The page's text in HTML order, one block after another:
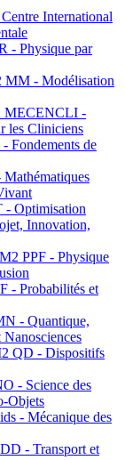
International
- Physique par
- Modélisation
MECENCLI -
les Cliniciens
Fondements de
Optimisation
Innovation,
PPF - Physique
- Probabilités et
- Quantique,
QD - Dispositifs
- Science des
Objets
- Mécanique des
- Transport et